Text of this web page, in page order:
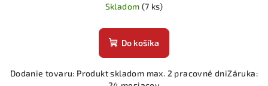
Skladom (7 ks)
Do košíka
Dodanie tovaru: Produkt skladom max. 2 pracovné dniZáruka: